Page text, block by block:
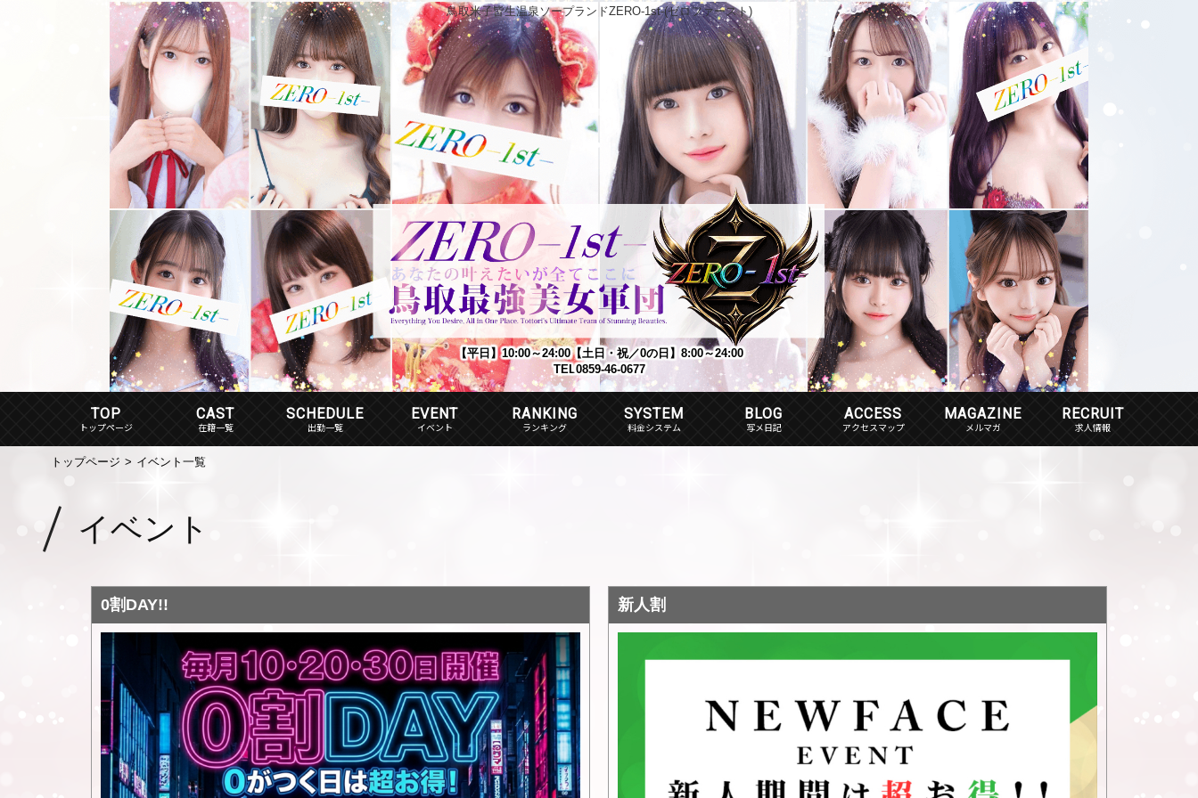
鳥取米子皆生温泉ソープランドZERO-1st-(ゼロファースト)
【平日】10:00～24:00【土日・祝／0の日】8:00～24:00
TEL0859-46-0677
TOP CAST
在籍一覧
SCHEDULE
出勤一覧
EVENT
イベント
RANKING
ランキング
SYSTEM
料金システム
BLOG
写メ日記
ACCESS
アクセスマップ
MAGAZINE
メルマガ
RECRUIT
求人情報
トップページ イベント一覧
イベント
0割DAY!! 新人割